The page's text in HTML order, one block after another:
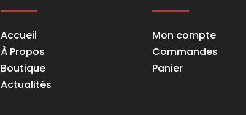
Accueil
À Propos
Boutique
Actualités
Mon compte
Commandes
Panier